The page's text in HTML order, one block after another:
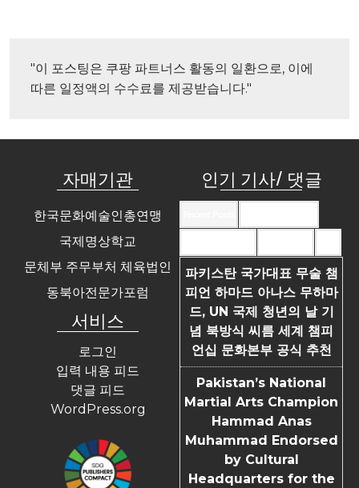
"이 포스팅은 쿠팡 파트너스 활동의 일환으로, 이에
따른 일정액의 수수료를 제공받습니다."
자매기관
한국문화예술인총연맹
국제명상학교
문체부 주무부처 체육법인
동북아전문가포럼
서비스
로그인
입력 내용 피드
댓글 피드
WordPress.org
인기 기사/ 댓글
파키스탄 국가대표 무술 챔
피언 하마드 아나스 무하마
드, UN 국제 청년의 날 기
념 북방식 씨름 세계 챔피
언십 문화본부 공식 추천
Pakistan’s National
Martial Arts Champion
Hammad Anas
Muhammad Endorsed
by Cultural
Headquarters for the